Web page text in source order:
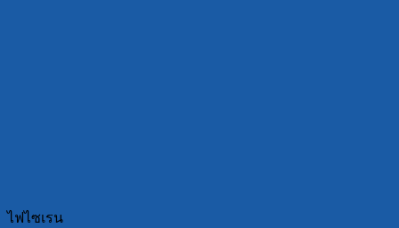
ไฟไซเรน